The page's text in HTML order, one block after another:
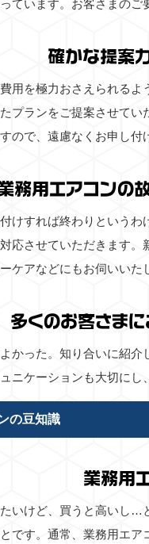
ています。お客さまの
確かな提案
用を極力おさえられる
プランをご提案させて
ので、遠慮なくお申し付
務用エアコンの
けすれば終わりという
応させていただきます
ケアなどにもお伺いい
多くのお客さま
よかった。知り合いに紹
ニケーションも大切に
の豆知識
業務用
いけど、買うと高いし…
です。通常、業務用エ